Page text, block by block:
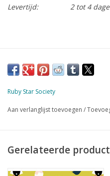
Levertijd:
2 tot 4
Ruby Star Society
Aan verlanglijst toevoegen /
Gerelateerde